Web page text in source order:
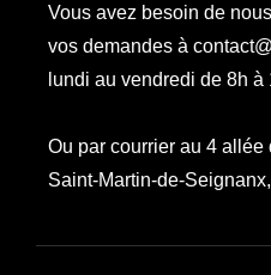
Vous avez besoin de
vos demandes à
lundi au vendredi de 8h à
Ou par courrier au 4 allée
Saint-Martin-de-